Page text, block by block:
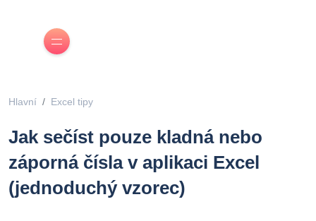
Hlavní Excel tipy
Jak sečíst pouze kladná nebo
záporná čísla v aplikaci Excel
(jednoduchý vzorec)